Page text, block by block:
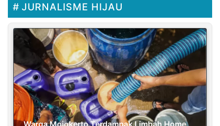
JURNALISME HIJAU
Warga Mojokerto Terdampak Limbah Home